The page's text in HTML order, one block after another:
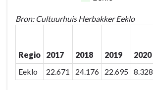
het
Bron: Cultuurhuis Herbakker Eeklo
Regio 2017 2018 2019 2020
Eeklo
22.671 24.176 22.695 8.328